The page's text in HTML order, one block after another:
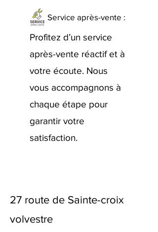
Service après-vente :
Profitez d’un service
après-vente réactif et à
votre écoute. Nous
vous accompagnons à
chaque étape pour
garantir votre
satisfaction.
27 route de Sainte-croix
volvestre